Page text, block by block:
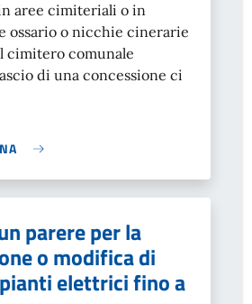
aree cimiteriali o in
ossario o nicchie cinerarie
cimitero comunale
di una concessione ci
parere per la
o modifica di
elettrici fino a